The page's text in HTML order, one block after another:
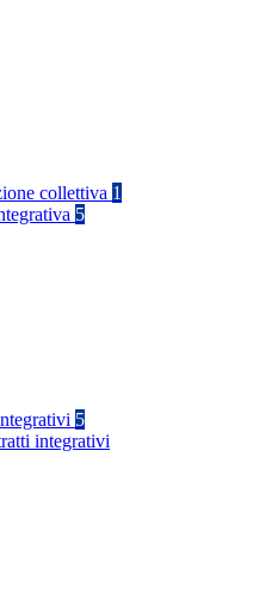
collettiva 1
5
5
integrativi